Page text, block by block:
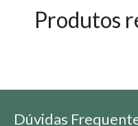
Produtos
Dúvidas